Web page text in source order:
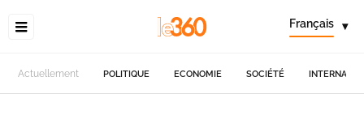
Français ▾
Actuellement POLITIQUE ECONOMIE SOCIÉTÉ